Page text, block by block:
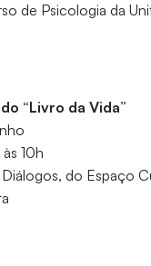
de Psicologia da
“Livro da Vida”
10h
do Espaço